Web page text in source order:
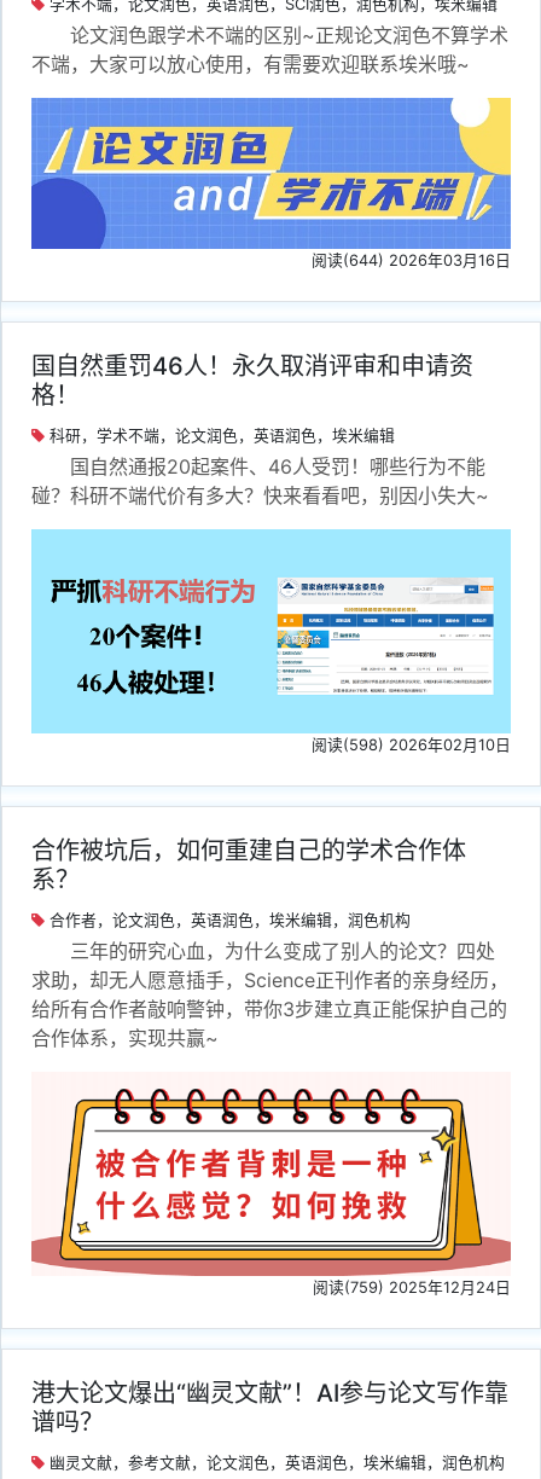
学术不端，论文润色，英语润色，SCI润色，润色机构，埃米编辑
论文润色跟学术不端的区别~正规论文润色不算学术
不端，大家可以放心使用，有需要欢迎联系埃米哦~
阅读(644) 2026年03月16日
国自然重罚46人！永久取消评审和申请资
格！
科研，学术不端，论文润色，英语润色，埃米编辑
国自然通报20起案件、46人受罚！哪些行为不能
碰？科研不端代价有多大？快来看看吧，别因小失大~
阅读(598) 2026年02月10日
合作被坑后，如何重建自己的学术合作体
系？
合作者，论文润色，英语润色，埃米编辑，润色机构
三年的研究心血，为什么变成了别人的论文？四处
求助，却无人愿意插手，Science正刊作者的亲身经历，
给所有合作者敲响警钟，带你3步建立真正能保护自己的
合作体系，实现共赢~
阅读(759) 2025年12月24日
港大论文爆出“幽灵文献”！AI参与论文写作靠
谱吗？
幽灵文献，参考文献，论文润色，英语润色，埃米编辑，润色机构